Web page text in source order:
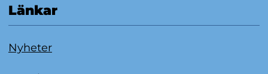
Länkar
Nyheter